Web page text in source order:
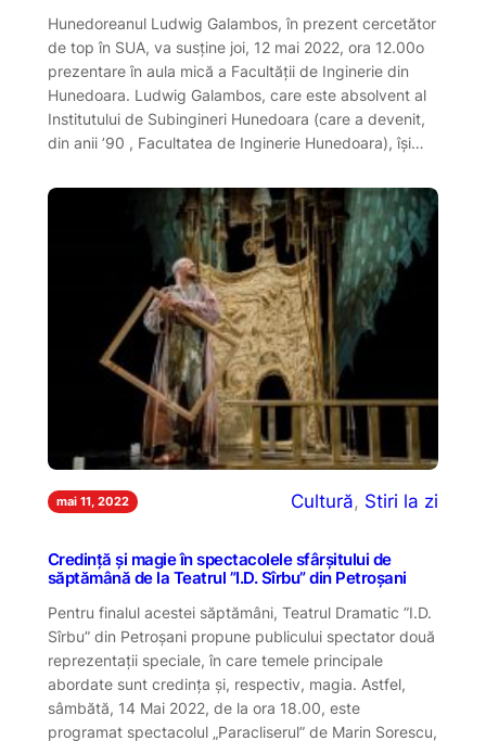
Hunedoreanul Ludwig Galambos, în prezent cercetător
de top în SUA, va susţine joi, 12 mai 2022, ora 12.00o
prezentare în aula mică a Facultății de Inginerie din
Hunedoara. Ludwig Galambos, care este absolvent al
Institutului de Subingineri Hunedoara (care a devenit,
din anii ’90 , Facultatea de Inginerie Hunedoara), îşi…
mai 11, 2022 Cultură, Stiri la zi
Credință și magie în spectacolele sfârșitului de
săptămână de la Teatrul ”I.D. Sîrbu” din Petroșani
Pentru finalul acestei săptămâni, Teatrul Dramatic ”I.D.
Sîrbu” din Petroșani propune publicului spectator două
reprezentații speciale, în care temele principale
abordate sunt credința și, respectiv, magia. Astfel,
sâmbătă, 14 Mai 2022, de la ora 18.00, este
programat spectacolul „Paracliserul” de Marin Sorescu,